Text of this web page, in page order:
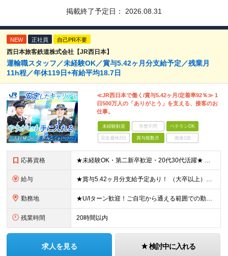
掲載終了予定日： 2026.08.31
NEW 正社員 自己PR不要
西日本旅客鉄道株式会社【JR西日本】
運輸職スタッフ／未経験OK／賞与5.42ヶ月分支給予定／残業月
11h程／年休119日+有給平均18.7日
≪JR西日本で働く/賞与5.42ヶ月/定着率92％≫ 1
日500万人の「ありがとう」を支える、接客のお
仕事。
未経験歓迎 学歴不問 ベテランOK
完全週休2日 賞与複数月 面接1回
応募資格 ★未経験OK・第二新卒歓迎・20代30代活躍★ ☆高卒以上 ☆社会人経験（就労経験）がある方 業界・ポジション・年数は不問です！ 「誰もが知る大手企業で働きたい」 「1人より、チームで仕事がした
給与 ★賞与5.42ヶ月分支給予定あり！ （大卒以上）月給24万1,692円～39万5,780円＋各種手当＋賞与2回 （高卒以上）月給22万2,662円～39万5,780円＋各種手当＋賞与2回 ※上記は
勤務地 ★U/Iターン歓迎！ご自宅から通える範囲での勤務となります ★JR西日本本社（大阪市北区）または、当社事業エリア内（北陸から北九州まで）の各支社で勤務 ※関西に本社あり※ 〈近畿エリア〉 三重県（
残業時間 20時間以内
求人を見る 検討中に入れる